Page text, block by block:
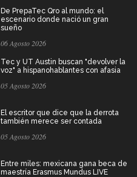
De PrepaTec Qro al mundo: el
escenario donde nació un gran
sueño
06 Agosto 2026
Tec y UT Austin buscan "devolver la
voz" a hispanohablantes con afasia
05 Agosto 2026
El escritor que dice que la derrota
también merece ser contada
05 Agosto 2026
Entre miles: mexicana gana beca de
maestría Erasmus Mundus LIVE